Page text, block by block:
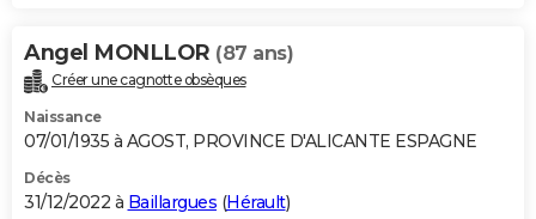
Angel MONLLOR (87 ans)
Créer une cagnotte obsèques
Naissance
07/01/1935 à AGOST, PROVINCE D'ALICANTE ESPAGNE
Décès
31/12/2022 à Baillargues (Hérault)